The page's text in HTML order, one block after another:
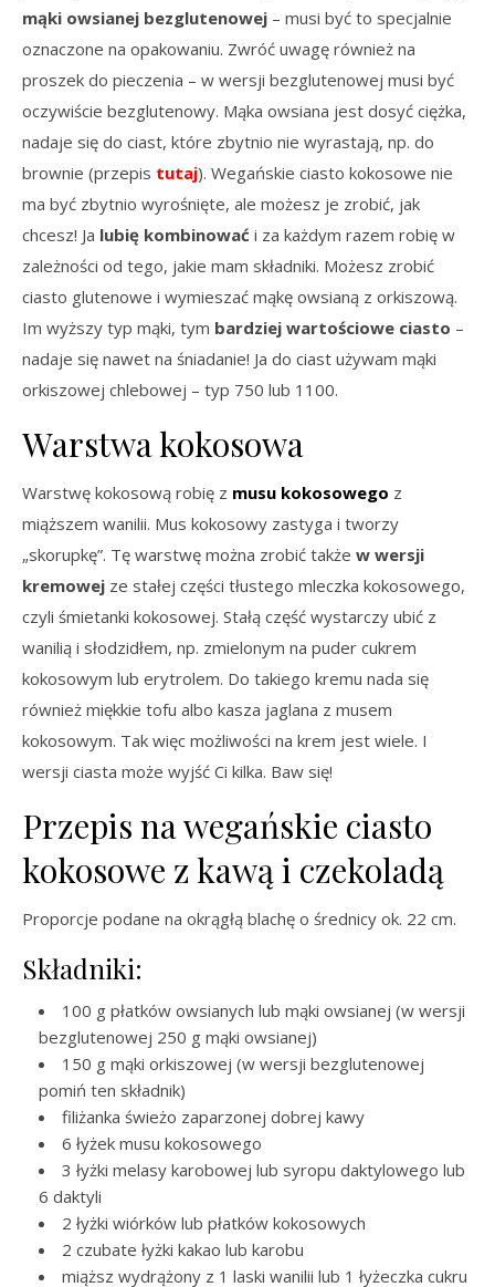
mąki owsianej bezglutenowej – musi być to specjalnie
oznaczone na opakowaniu. Zwróć uwagę również na
proszek do pieczenia – w wersji bezglutenowej musi być
oczywiście bezglutenowy. Mąka owsiana jest dosyć ciężka,
nadaje się do ciast, które zbytnio nie wyrastają, np. do
brownie (przepis tutaj). Wegańskie ciasto kokosowe nie
ma być zbytnio wyrośnięte, ale możesz je zrobić, jak
chcesz! Ja lubię kombinować i za każdym razem robię w
zależności od tego, jakie mam składniki. Możesz zrobić
ciasto glutenowe i wymieszać mąkę owsianą z orkiszową.
Im wyższy typ mąki, tym bardziej wartościowe ciasto –
nadaje się nawet na śniadanie! Ja do ciast używam mąki
orkiszowej chlebowej – typ 750 lub 1100.
Warstwa kokosowa
Warstwę kokosową robię z musu kokosowego z
miąższem wanilii. Mus kokosowy zastyga i tworzy
„skorupkę”. Tę warstwę można zrobić także w wersji
kremowej ze stałej części tłustego mleczka kokosowego,
czyli śmietanki kokosowej. Stałą część wystarczy ubić z
wanilią i słodzidłem, np. zmielonym na puder cukrem
kokosowym lub erytrolem. Do takiego kremu nada się
również miękkie tofu albo kasza jaglana z musem
kokosowym. Tak więc możliwości na krem jest wiele. I
wersji ciasta może wyjść Ci kilka. Baw się!
Przepis na wegańskie ciasto
kokosowe z kawą i czekoladą
Proporcje podane na okrągłą blachę o średnicy ok. 22 cm.
Składniki:
100 g płatków owsianych lub mąki owsianej (w wersji
bezglutenowej 250 g mąki owsianej)
150 g mąki orkiszowej (w wersji bezglutenowej
pomiń ten składnik)
filiżanka świeżo zaparzonej dobrej kawy
6 łyżek musu kokosowego
3 łyżki melasy karobowej lub syropu daktylowego lub
6 daktyli
2 łyżki wiórków lub płatków kokosowych
2 czubate łyżki kakao lub karobu
miąższ wydrążony z 1 laski wanilii lub 1 łyżeczka cukru